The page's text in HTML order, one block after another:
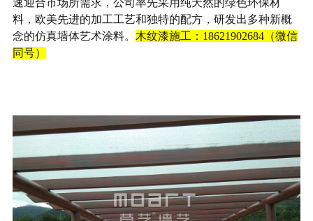
料，欧美先进的加工工艺和独特的配方，研发出多种新概
念的仿真墙体艺术涂料。 木纹漆施工：18621902684（微信
同号）